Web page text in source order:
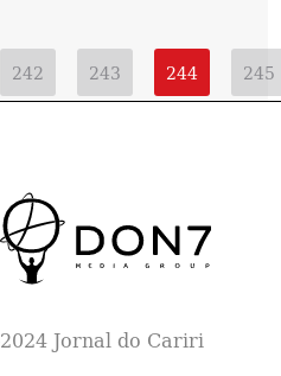
242 243 244 245
Jornal do Cariri